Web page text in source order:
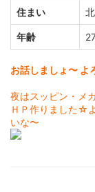
住まい
年齢
お話しましょ〜 よ
夜はスッピン・メ
ＨＰ作りました☆
いな〜